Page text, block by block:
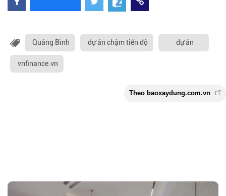
Quảng Bình dự án chậm tiến độ dự án
vnfinance.vn